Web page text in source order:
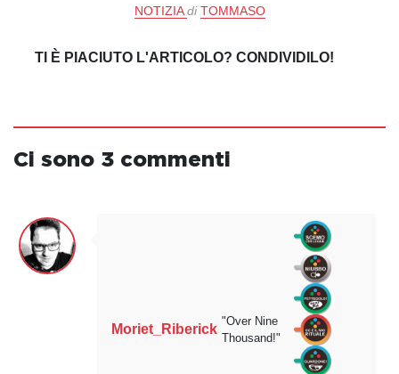
NOTIZIA di TOMMASO
TI È PIACIUTO L'ARTICOLO? CONDIVIDILO!
Ci sono 3 commenti
Moriet_Riberick
"Over Nine
Thousand!"